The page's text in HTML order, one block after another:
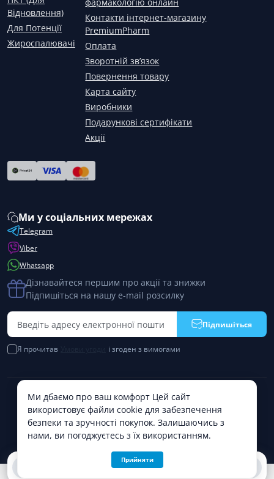
0
Відновлення)
Для Потенції
Жироспалювачі
Контакти інтернет-магазину
PremiumPharm
Оплата
Зворотній зв’язок
Повернення товару
Карта сайту
Виробники
Подарункові сертифікати
Акції
Ми у соціальних мережах
Telegram
Viber
Whatsapp
Дізнавайтеся першим про акції та знижки
Підпишіться на нашу e-mail розсилку
Підпишіться
Я прочитав і згоден з вимогами
PremiumPharm © 2026
Ми дбаємо про ваш комфорт Цей сайт
використовує файли cookie для забезпечення
безпеки та зручності покупок. Залишаючись з
нами, ви погоджуєтесь з їх використанням.
Прийняти